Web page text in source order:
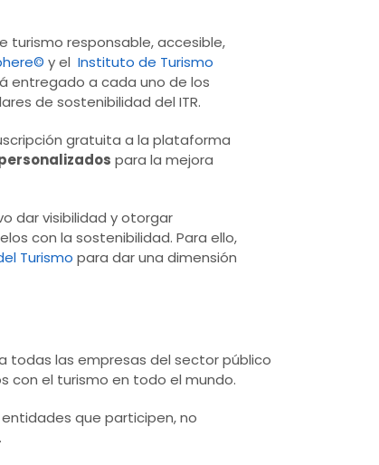
turismo responsable, accesible,
y el Instituto de Turismo
entregado a cada uno de los
de sostenibilidad del ITR.
gratuita a la plataforma
para la mejora
dar visibilidad y otorgar
con la sostenibilidad. Para ello,
Turismo para dar una dimensión
todas las empresas del sector público
con el turismo en todo el mundo.
que participen, no